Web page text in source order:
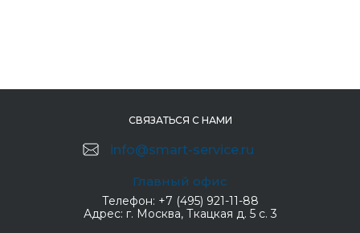
СВЯЗАТЬСЯ С НАМИ
info@smart-service.ru
Главный офис
Телефон: +7 (495) 921-11-88
Адрес: г. Москва, Ткацкая д. 5 с. 3